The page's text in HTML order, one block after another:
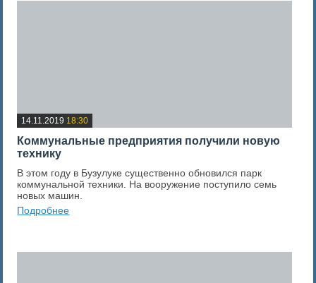
14.11.2019 18:30
Коммунальные предприятия получили новую
технику
В этом году в Бузулуке существенно обновился парк
коммунальной техники. На вооружение поступило семь
новых машин.
Подробнее